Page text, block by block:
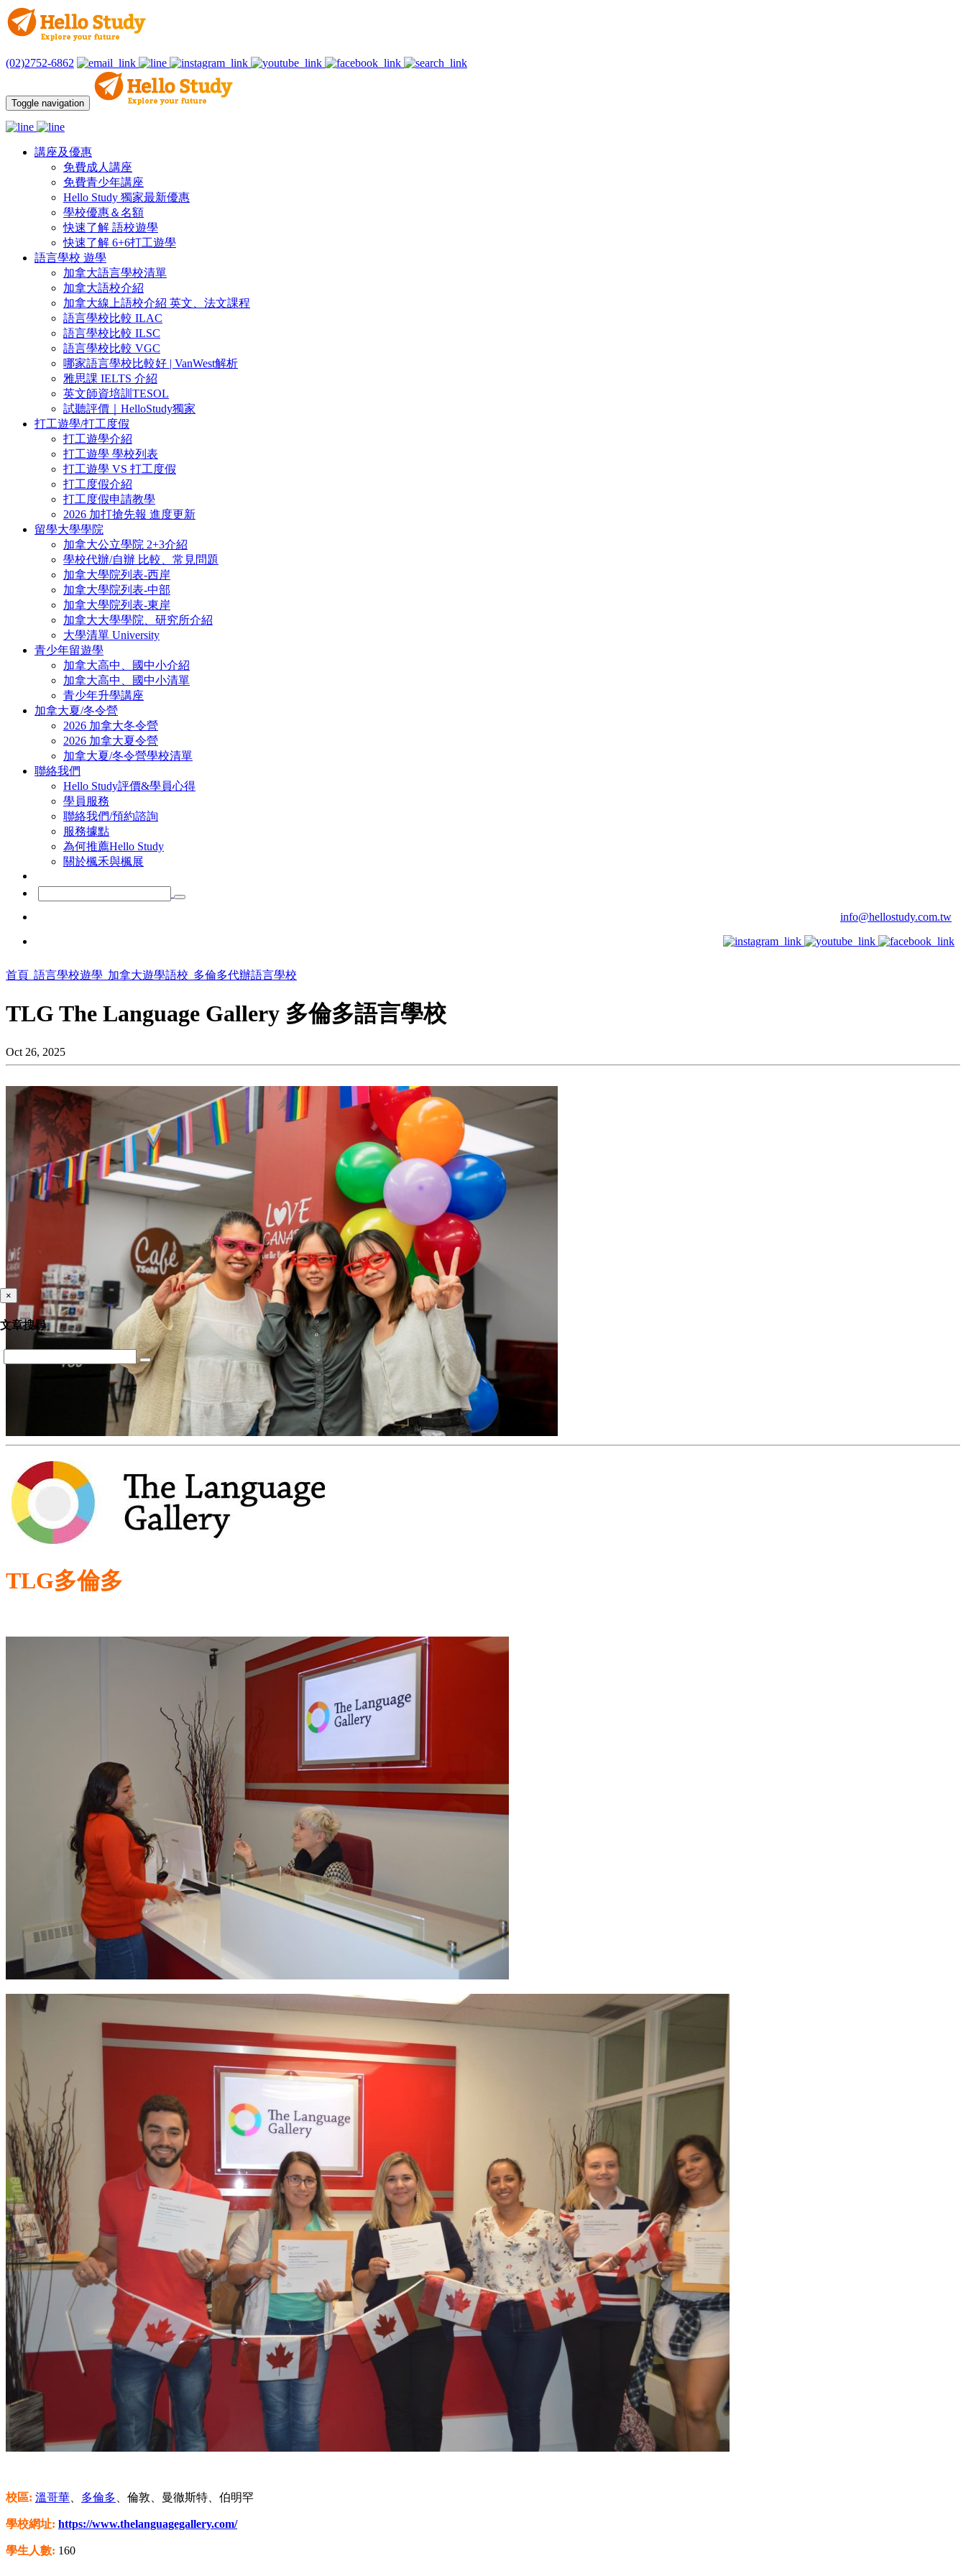
(02)2752-6862
Toggle navigation
講座及優惠
免費成人講座
免費青少年講座
Hello Study 獨家最新優惠
學校優惠＆名額
快速了解 語校遊學
快速了解 6+6打工遊學
語言學校 遊學
加拿大語言學校清單
加拿大語校介紹
加拿大線上語校介紹 英文、法文課程
語言學校比較 ILAC
語言學校比較 ILSC
語言學校比較 VGC
哪家語言學校比較好 | VanWest解析
雅思課 IELTS 介紹
英文師資培訓TESOL
試聽評價｜HelloStudy獨家
打工遊學/打工度假
打工遊學介紹
打工遊學 學校列表
打工遊學 VS 打工度假
打工度假介紹
打工度假申請教學
2026 加打搶先報 進度更新
留學大學學院
加拿大公立學院 2+3介紹
學校代辦/自辦 比較、常見問題
加拿大學院列表-西岸
加拿大學院列表-中部
加拿大學院列表-東岸
加拿大大學學院、研究所介紹
大學清單 University
青少年留遊學
加拿大高中、國中小介紹
加拿大高中、國中小清單
青少年升學講座
加拿大夏/冬令營
2026 加拿大冬令營
2026 加拿大夏令營
加拿大夏/冬令營學校清單
聯絡我們
Hello Study評價&學員心得
學員服務
聯絡我們/預約諮詢
服務據點
為何推薦Hello Study
關於楓禾與楓展
info@hellostudy.com.tw
首頁 語言學校遊學 加拿大遊學語校 多倫多代辦語言學校
TLG The Language Gallery 多倫多語言學校
Oct 26, 2025
TLG多倫多
校區: 溫哥華 多倫多 、倫敦、曼徹斯特、伯明罕
學校網址: https://www.thelanguagegallery.com/
學生人數: 160
×
文章搜尋